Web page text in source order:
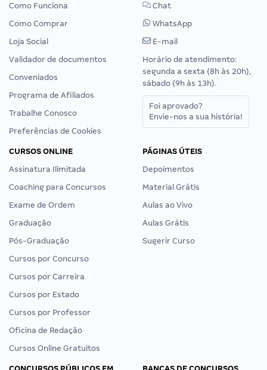
Como Funciona
Como Comprar
Loja Social
Validador de documentos
Conveniados
Programa de Afiliados
Trabalhe Conosco
Preferências de Cookies
Chat
WhatsApp
E-mail
Horário de atendimento:
segunda a sexta (8h às 20h),
sábado (9h às 13h).
Foi aprovado?
Envie-nos a sua história!
CURSOS ONLINE
Assinatura Ilimitada
Coaching para Concursos
Exame de Ordem
Graduação
Pós-Graduação
Cursos por Concurso
Cursos por Carreira
Cursos por Estado
Cursos por Professor
Oficina de Redação
Cursos Online Gratuitos
PÁGINAS ÚTEIS
Depoimentos
Material Grátis
Aulas ao Vivo
Aulas Grátis
Sugerir Curso